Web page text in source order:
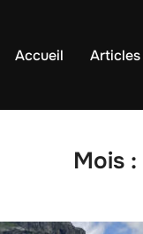
Accueil Articles
Mois :